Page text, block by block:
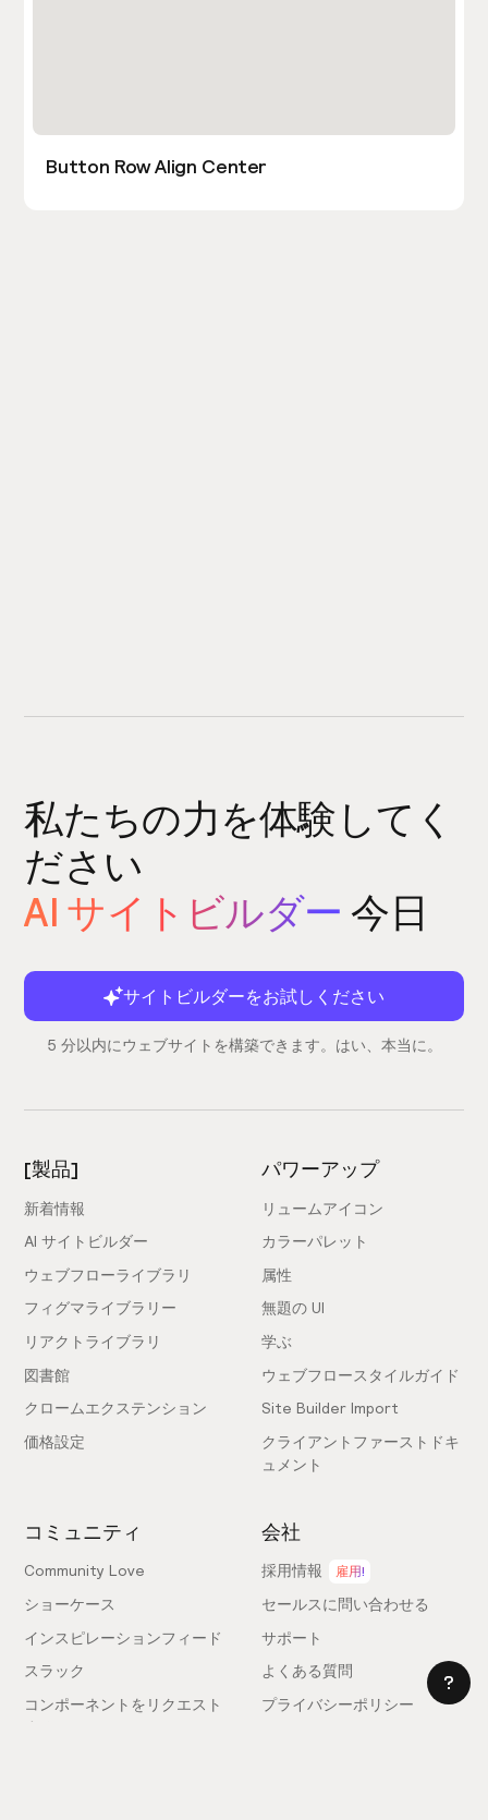
Button Row Align Center
私たちの力を体験してく
ださい
AI サイトビルダー 今日
サイトビルダーをお試しください
5 分以内にウェブサイトを構築できます。はい、本当に。
[製品]
新着情報
AI サイトビルダー
ウェブフローライブラリ
フィグマライブラリー
リアクトライブラリ
図書館
クロームエクステンション
価格設定
パワーアップ
リュームアイコン
カラーパレット
属性
無題の UI
学ぶ
ウェブフロースタイルガイド
Site Builder Import
クライアントファーストドキ
ュメント
コミュニティ
Community Love
ショーケース
インスピレーションフィード
スラック
コンポーネントをリクエスト
する
会社
採用情報 雇用!
セールスに問い合わせる
サポート
よくある質問
プライバシーポリシー